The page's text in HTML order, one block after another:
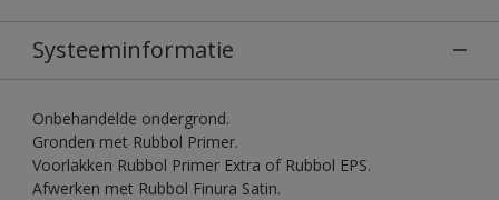
Systeeminformatie
Onbehandelde ondergrond.
Gronden met Rubbol Primer.
Voorlakken Rubbol Primer Extra of Rubbol EPS.
Afwerken met Rubbol Finura Satin.